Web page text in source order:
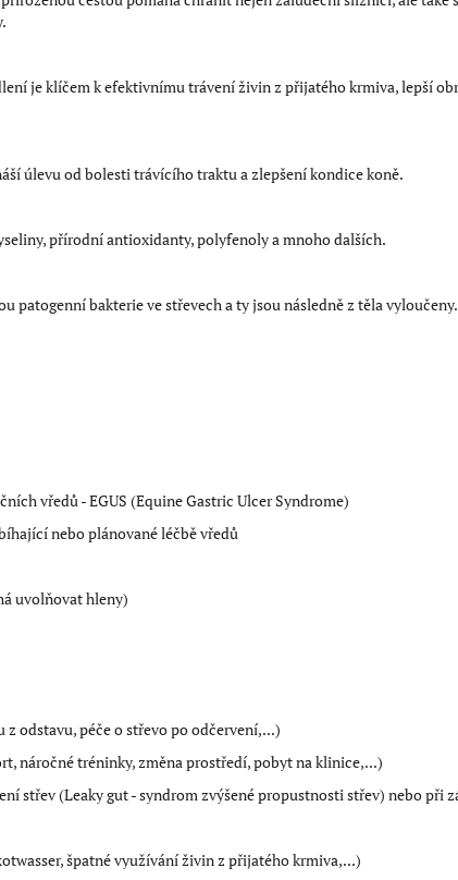
je klíčem k efektivnímu trávení živin z přijatého krmiva, lepší
úlevu od bolesti trávícího traktu a zlepšení kondice koně.
přírodní antioxidanty, polyfenoly a mnoho dalších.
patogenní bakterie ve střevech a ty jsou následně z těla vyloučeny.
vředů - EGUS (Equine Gastric Ulcer Syndrome)
nebo plánované léčbě vředů
uvolňovat hleny)
odstavu, péče o střevo po odčervení,...)
náročné tréninky, změna prostředí, pobyt na klinice,...)
střev (Leaky gut - syndrom zvýšené propustnosti střev) nebo při
špatné využívání živin z přijatého krmiva,...)